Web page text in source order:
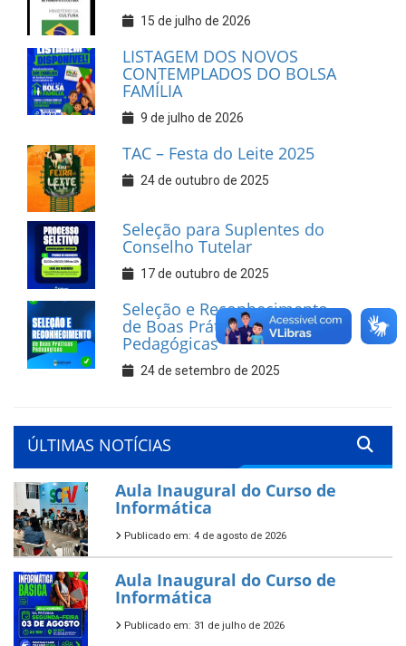
15 de julho de 2026
LISTAGEM DOS NOVOS
CONTEMPLADOS DO BOLSA
FAMÍLIA
9 de julho de 2026
TAC – Festa do Leite 2025
24 de outubro de 2025
Seleção para Suplentes do
Conselho Tutelar
17 de outubro de 2025
Seleção e Reconhecimento
de Boas Práticas
Pedagógicas
24 de setembro de 2025
ÚLTIMAS NOTÍCIAS
Aula Inaugural do Curso de
Informática
Publicado em: 4 de agosto de 2026
Aula Inaugural do Curso de
Informática
Publicado em: 31 de julho de 2026